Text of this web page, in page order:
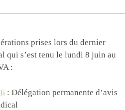
prises lors du dernier
qui s’est tenu le lundi 8 juin au
:
: Délégation permanente d’avis